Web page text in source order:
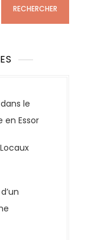
RECHERCHER
le
en Essor